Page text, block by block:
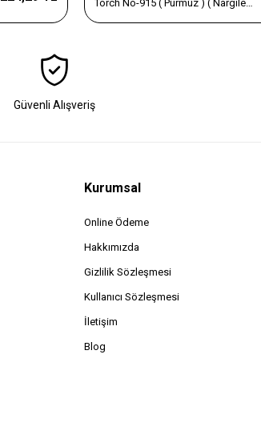
Torch No-915 ( Pürmüz ) ( Nargile
)*10x10
Güvenli Alışveriş
Kurumsal
Online Ödeme
Hakkımızda
Gizlilik Sözleşmesi
Kullanıcı Sözleşmesi
İletişim
Blog